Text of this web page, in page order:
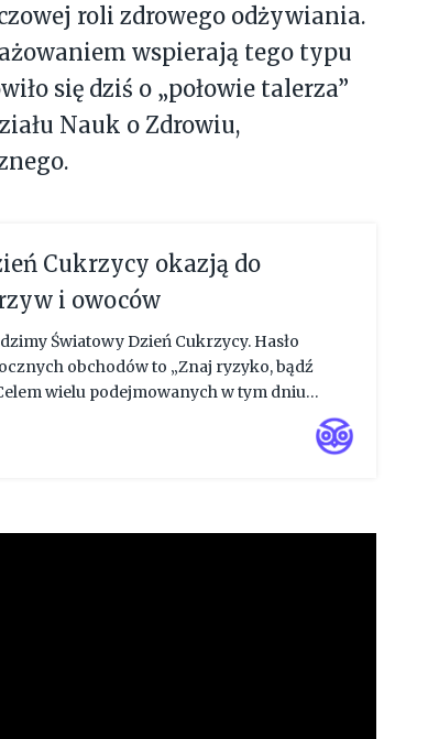
roli zdrowego odżywiania.
wspierają tego typu
się dziś o „połowie talerza”
Nauk o Zdrowiu,
Cukrzycy okazją do
i owoców
Światowy Dzień Cukrzycy. Hasło
obchodów to „Znaj ryzyko, bądź
wielu podejmowanych w tym dniu